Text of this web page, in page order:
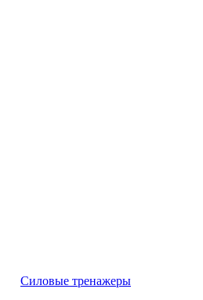
Силовые тренажеры